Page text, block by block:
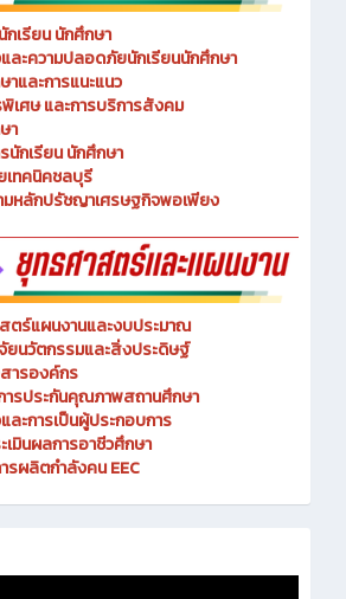
กเรียน นักศึกษา
ละความปลอดภัยนักเรียนนักศึกษา
และการแนะแนว
เศษ และการบริการสังคม
า
นักเรียน นักศึกษา
เทคนิคชลบุรี
มหลักปรัชญาเศรษฐกิจพอเพียง
ร์แผนงานและงบประมาณ
ยนวัตกรรมและสิ่งประดิษฐ์
ารองค์กร
ารประกันคุณภาพสถานศึกษา
ละการเป็นผู้ประกอบการ
มินผลการอาชีวศึกษา
รผลิตกำลังคน EEC